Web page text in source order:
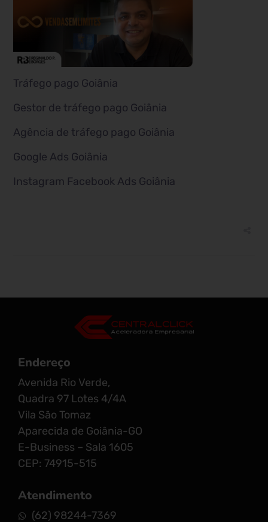
Tráfego pago Goiânia
Gestor de tráfego pago Goiânia
Agência de tráfego pago Goiânia
Google Ads Goiânia
Instagram Facebook Ads Goiânia
Endereço
Avenida Rio Verde,
Quadra 97 Lotes 4/4A
Vila São Tomaz
Aparecida de Goiânia-GO
E-Business – Sala 1605
CEP: 74915-515
Atendimento
(62) 98244-7369